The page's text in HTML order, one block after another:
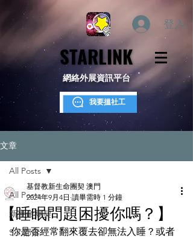
登入
STARLINK
STARLINK
網絡外展資訊平台
我要搵社工
文章
All Posts
新生命團契
S.Y.部落
All Posts
【睡眠問題困擾你嗎？】
基督教新生命團契 澳門
2024年9月4日 讀畢需時 1 分鐘
你是否經常翻來覆去卻無法入睡？或者